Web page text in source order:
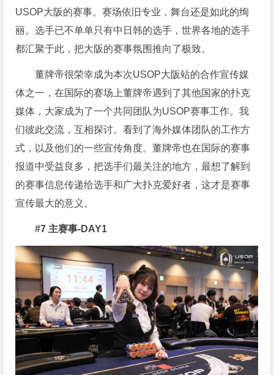
USOP大阪的赛事。赛场依旧专业，舞台还是如此的绚
丽。选手已不单单只有中日韩的选手，世界各地的选手
都汇聚于此，把大阪的赛事氛围推向了极致。
董牌帝很荣幸成为本次USOP大阪站的合作宣传媒
体之一，在国际的赛场上董牌帝遇到了其他国家的扑克
媒体，大家成为了一个共同团队为USOP赛事工作。我
们彼此交流，互相探讨。看到了海外媒体团队的工作方
式，以及他们的一些宣传角度。董牌帝也在国际的赛事
报道中受益良多，把选手们最关注的地方，最想了解到
的赛事信息传递给选手和广大扑克爱好者，这才是赛事
宣传最大的意义。
#7 主赛事-DAY1